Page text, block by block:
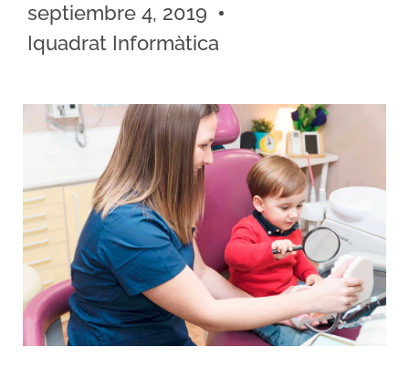
septiembre 4, 2019
Iquadrat Informàtica